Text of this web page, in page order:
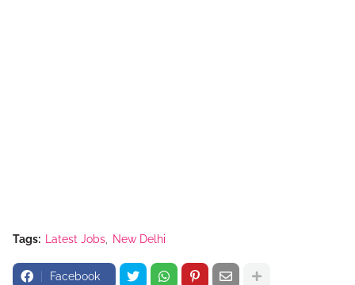
Tags: Latest Jobs New Delhi
Facebook